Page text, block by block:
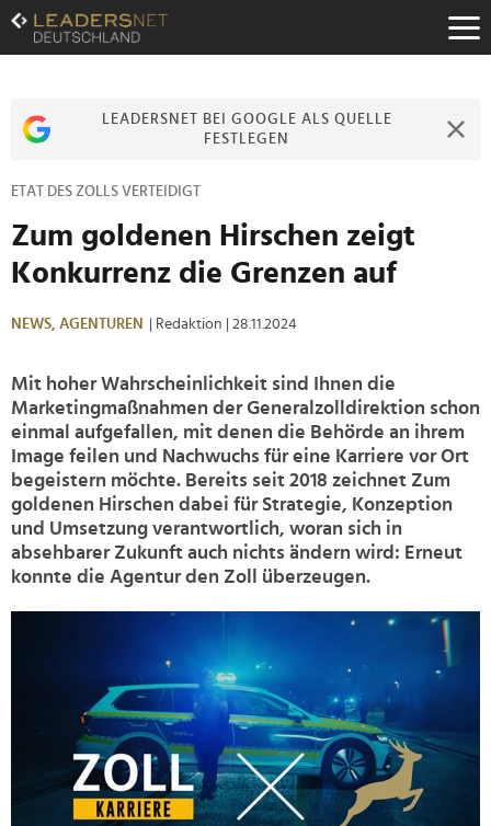
Zum
Inhalt
Zur
Zur
LEADERSNET BEI GOOGLE ALS QUELLE
FESTLEGEN
ETAT DES ZOLLS VERTEIDIGT
Zum goldenen Hirschen zeigt
Konkurrenz die Grenzen auf
NEWS, AGENTUREN | Redaktion | 28.11.2024
Mit hoher Wahrscheinlichkeit sind Ihnen die
Marketingmaßnahmen der Generalzolldirektion schon
einmal aufgefallen, mit denen die Behörde an ihrem
Image feilen und Nachwuchs für eine Karriere vor Ort
begeistern möchte. Bereits seit 2018 zeichnet Zum
goldenen Hirschen dabei für Strategie, Konzeption
und Umsetzung verantwortlich, woran sich in
absehbarer Zukunft auch nichts ändern wird: Erneut
konnte die Agentur den Zoll überzeugen.